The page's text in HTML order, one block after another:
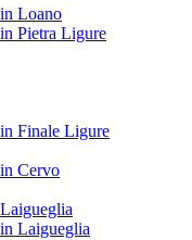
Loano
Pietra Ligure
Finale Ligure
Cervo
Laigueglia